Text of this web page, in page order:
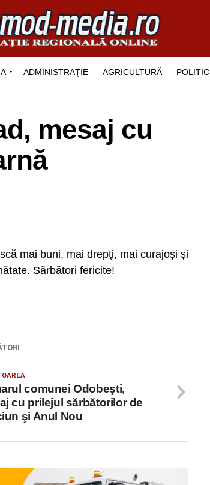
ADMINISTRAŢIE AGRICULTURĂ POLITIC
mesaj cu
mai buni, mai drepţi, mai curajoși și
Sărbători fericite!
comunei Odobeşti,
cu prilejul sărbătorilor de
şi Anul Nou